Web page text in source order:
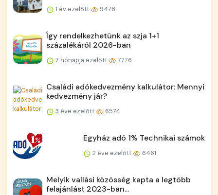
1 év ezelőtt 9478
Így rendelkezhetünk az szja 1+1
százalékáról 2026-ban
7 hónapja ezelőtt 7776
Családi adókedvezmény kalkulátor: Mennyi
kedvezmény jár?
3 éve ezelőtt 6574
Egyház adó 1% Technikai számok
2 éve ezelőtt 6461
Melyik vallási közösség kapta a legtöbb
felajánlást 2023-ban...